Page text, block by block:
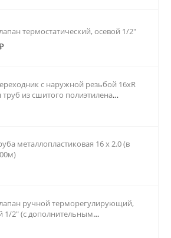
термостатический, осевой 1/2"
с наружной резьбой 16xR
труб из сшитого полиэтилена
металлопластиковая 16 х 2.0 (в
ручной терморегулирующий,
1/2" (с дополнительным